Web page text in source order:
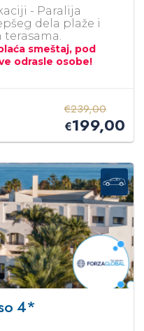
- Paralija
dela plaže i
terasama.
smeštaj, pod
odrasle osobe!
€239,00
€199,00
4*